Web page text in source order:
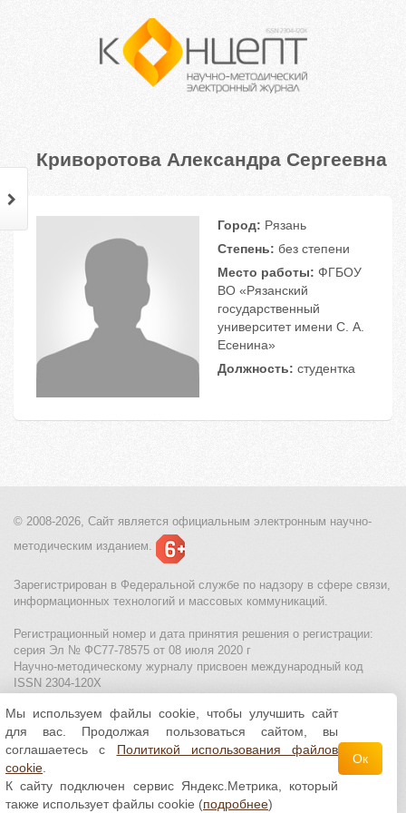
Криворотова Александра Сергеевна
Город: Рязань
Степень: без степени
Место работы: ФГБОУ
ВО «Рязанский
государственный
университет имени С. А.
Есенина»
Должность: студентка
© 2008-2026, Сайт является официальным электронным научно-
методическим изданием.
Зарегистрирован в Федеральной службе по надзору в сфере связи,
информационных технологий и массовых коммуникаций.
Регистрационный номер и дата принятия решения о регистрации:
серия Эл № ФС77-78575 от 08 июля 2020 г
Научно-методическому журналу присвоен международный код
ISSN 2304-120X
МЦИТО|Школьные олимпиады и онлайн конкурсы для детей
Политика использования файлов cookie| Политика обработки и
защиты персональных данных
Все материалы доступны полицензии Creative
Commons С указанием авторства 4.0 Всемирная
Мы используем файлы cookie, чтобы улучшить сайт
для вас. Продолжая пользоваться сайтом, вы
соглашаетесь с Политикой использования файлов
cookie
К сайту подключен сервис Яндекс.Метрика, который
также использует файлы cookie (подробнее)
Ок